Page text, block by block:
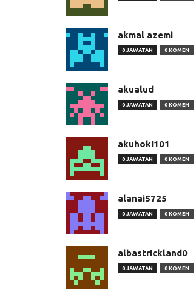
akmal azemi
0 JAWATAN 0 KOMEN
akualud
0 JAWATAN 0 KOMEN
akuhoki101
0 JAWATAN 0 KOMEN
alanai5725
0 JAWATAN 0 KOMEN
albastrickland0
0 JAWATAN 0 KOMEN